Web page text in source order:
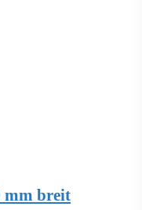
mm breit